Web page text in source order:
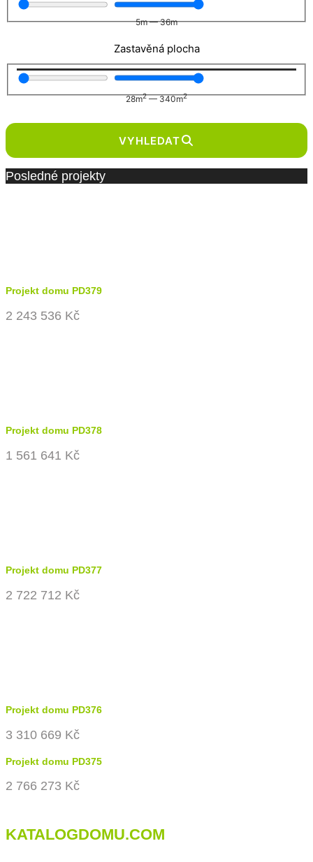
5m—36m
Zastavěná plocha
28m2—340m2
VYHLEDAT
Posledné projekty
Projekt domu PD379
2 243 536 Kč
Projekt domu PD378
1 561 641 Kč
Projekt domu PD377
2 722 712 Kč
Projekt domu PD376
3 310 669 Kč
Projekt domu PD375
2 766 273 Kč
KATALOGDOMU.COM